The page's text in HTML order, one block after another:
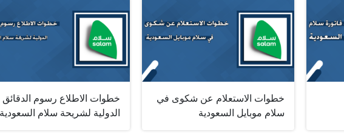
خطوات الاستعلام عن شكوى في
سلام موبايل السعودية
خطوات الاطلاع رسوم الدقائق
الدولية لشريحة سلام السعودية